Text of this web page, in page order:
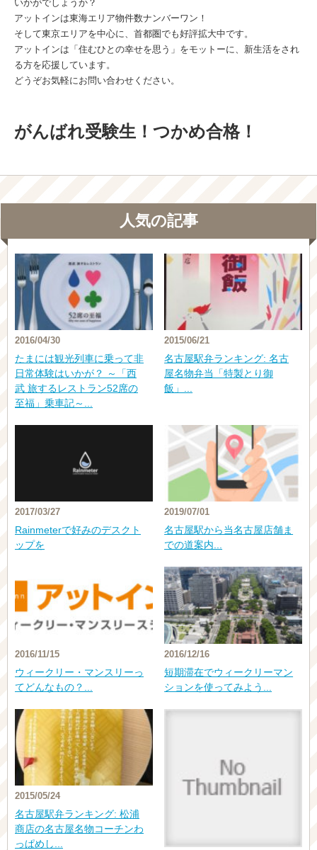
いかがでしょうか？
アットインは東海エリア物件数ナンバーワン！
そして東京エリアを中心に、首都圏でも好評拡大中です。
アットインは「住むひとの幸せを思う」をモットーに、新生活をされ
る方を応援しています。
どうぞお気軽にお問い合わせください。
がんばれ受験生！つかめ合格！
人気の記事
2016/04/30
たまには観光列車に乗って非
日常体験はいかが？ ～「西
武 旅するレストラン52席の
至福」乗車記～...
2015/06/21
名古屋駅弁ランキング: 名古
屋名物弁当「特製とり御
飯」...
2017/03/27
Rainmeterで好みのデスクト
ップを
2019/07/01
名古屋駅から当名古屋店舗ま
での道案内...
2016/11/15
ウィークリー・マンスリーっ
てどんなもの？...
2016/12/16
短期滞在でウィークリーマン
ションを使ってみよう...
2015/05/24
名古屋駅弁ランキング: 松浦
商店の名古屋名物コーチンわ
っぱめし...